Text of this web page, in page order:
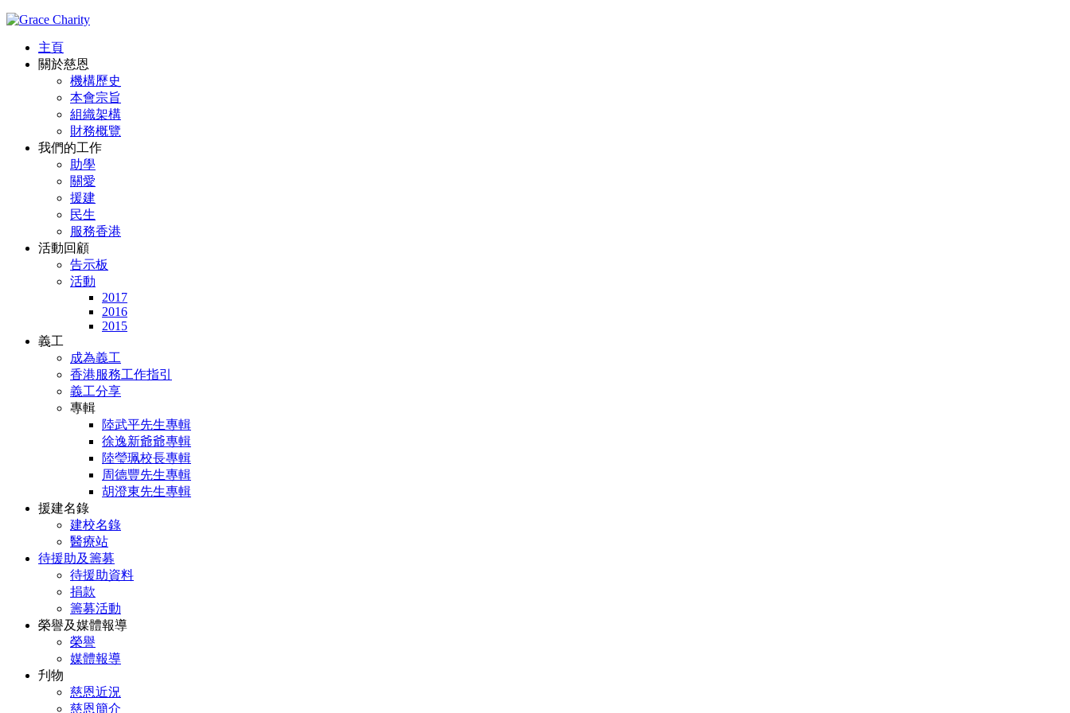
主頁
關於慈恩
機構歷史
本會宗旨
組織架構
財務概覽
我們的工作
助學
關愛
援建
民生
服務香港
活動回顧
告示板
活動
2017
2016
2015
義工
成為義工
香港服務工作指引
義工分享
專輯
陸武平先生專輯
徐逸新爺爺專輯
陸瑩珮校長專輯
周德豐先生專輯
胡澄東先生專輯
援建名錄
建校名錄
醫療站
待援助及籌募
待援助資料
捐款
籌募活動
榮譽及媒體報導
榮譽
媒體報導
刋物
慈恩近況
慈恩簡介